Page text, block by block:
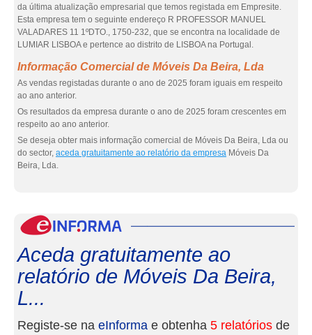
da última atualização empresarial que temos registada em Empresite.
Esta empresa tem o seguinte endereço R PROFESSOR MANUEL
VALADARES 11 1ºDTO., 1750-232, que se encontra na localidade de
LUMIAR LISBOA e pertence ao distrito de LISBOA na Portugal.
Informação Comercial de Móveis Da Beira, Lda
As vendas registadas durante o ano de 2025 foram iguais em respeito
ao ano anterior.
Os resultados da empresa durante o ano de 2025 foram crescentes em
respeito ao ano anterior.
Se deseja obter mais informação comercial de Móveis Da Beira, Lda ou
do sector, aceda gratuitamente ao relatório da empresa Móveis Da
Beira, Lda.
Aceda gratuitamente ao
relatório de Móveis Da Beira,
L...
Registe-se na eInforma e obtenha 5 relatórios de